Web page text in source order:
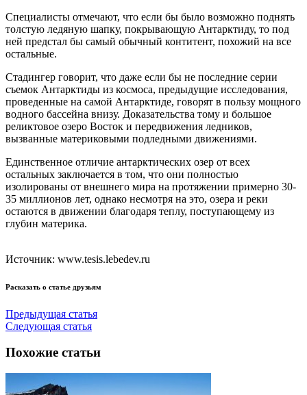
Специалисты отмечают, что если бы было возможно поднять
толстую ледяную шапку, покрывающую Антарктиду, то под
ней предстал бы самый обычный контитент, похожий на все
остальные.
Стадингер говорит, что даже если бы не последние серии
съемок Антарктиды из космоса, предыдущие исследования,
проведенные на самой Антарктиде, говорят в пользу мощного
водного бассейна внизу. Доказательства тому и большое
реликтовое озеро Восток и передвижения ледников,
вызванные материковыми подледными движениями.
Единственное отличие антарктических озер от всех
остальных заключается в том, что они полностью
изолированы от внешнего мира на протяжении примерно 30-
35 миллионов лет, однако несмотря на это, озера и реки
остаются в движении благодаря теплу, поступающему из
глубин материка.
Источник: www.tesis.lebedev.ru
Расказать о статье друзьям
Предыдущая статья
Следующая статья
Похожие статьи